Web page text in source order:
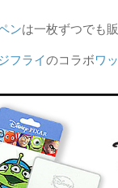
ンは一枚ずつでも
フライのコラボワ